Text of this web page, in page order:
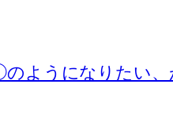
ようになりたい、